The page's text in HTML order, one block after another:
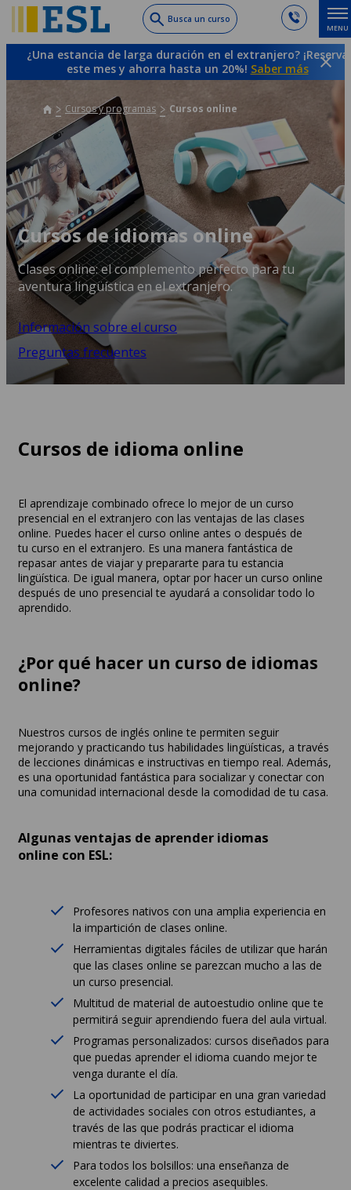
to
main
content
Busca un curso
MENU
¿Una estancia de larga duración en el extranjero? ¡Reserva
este mes y ahorra hasta un 20%! Saber más
Cursos y programas Cursos online
Cursos de idiomas online
Clases online: el complemento perfecto para tu
aventura lingüística en el extranjero.
Información sobre el curso
Preguntas frecuentes
Cursos de idioma online
El aprendizaje combinado ofrece lo mejor de un curso
presencial en el extranjero con las ventajas de las clases
online. Puedes hacer el curso online antes o después de
tu curso en el extranjero. Es una manera fantástica de
repasar antes de viajar y prepararte para tu estancia
lingüística. De igual manera, optar por hacer un curso online
después de uno presencial te ayudará a consolidar todo lo
aprendido.
¿Por qué hacer un curso de idiomas
online?
Nuestros cursos de inglés online te permiten seguir
mejorando y practicando tus habilidades lingüísticas, a través
de lecciones dinámicas e instructivas en tiempo real. Además,
es una oportunidad fantástica para socializar y conectar con
una comunidad internacional desde la comodidad de tu casa.
Algunas ventajas de aprender idiomas
online con ESL:
Profesores nativos con una amplia experiencia en
la impartición de clases online.
Herramientas digitales fáciles de utilizar que harán
que las clases online se parezcan mucho a las de
un curso presencial.
Multitud de material de autoestudio online que te
permitirá seguir aprendiendo fuera del aula virtual.
Programas personalizados: cursos diseñados para
que puedas aprender el idioma cuando mejor te
venga durante el día.
La oportunidad de participar en una gran variedad
de actividades sociales con otros estudiantes, a
través de las que podrás practicar el idioma
mientras te diviertes.
Para todos los bolsillos: una enseñanza de
excelente calidad a precios asequibles.